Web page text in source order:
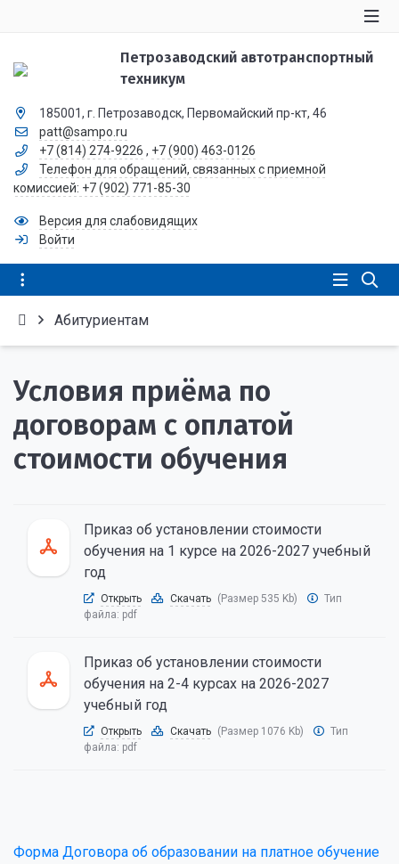
Петрозаводский автотранспортный
техникум
185001, г. Петрозаводск, Первомайский пр-кт, 46
patt@sampo.ru
+7 (814) 274-9226 , +7 (900) 463-0126
Телефон для обращений, связанных с приемной
комиссией: +7 (902) 771-85-30
Версия для слабовидящих
Войти
Абитуриентам
Условия приёма по
договорам с оплатой
стоимости обучения
Приказ об установлении стоимости
обучения на 1 курсе на 2026-2027 учебный
год
Открыть Скачать (Размер 535 Kb)
Тип
файла: pdf
Приказ об установлении стоимости
обучения на 2-4 курсах на 2026-2027
учебный год
Открыть Скачать (Размер 1076 Kb)
Тип
файла: pdf
Форма Договора об образовании на платное обучение